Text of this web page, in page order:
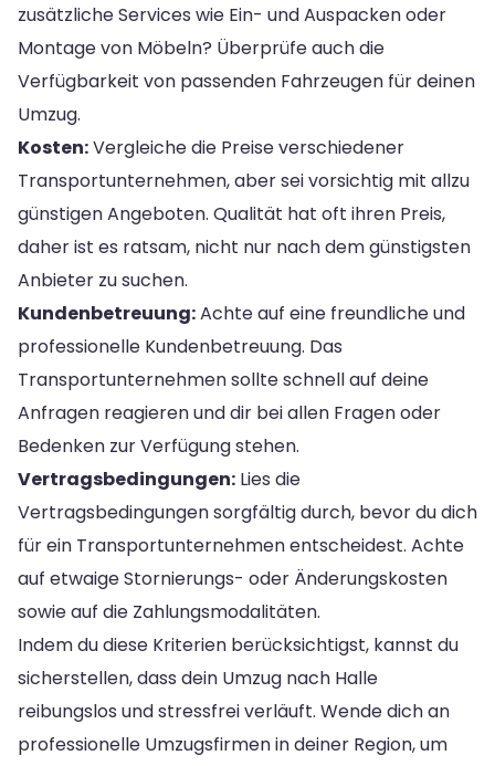
zusätzliche Services wie Ein- und Auspacken oder
Montage von Möbeln? Überprüfe auch die
Verfügbarkeit von passenden Fahrzeugen für deinen
Umzug.
Kosten:Vergleiche die Preise verschiedener
Transportunternehmen, aber sei vorsichtig mit allzu
günstigen Angeboten. Qualität hat oft ihren Preis,
daher ist es ratsam, nicht nur nach dem günstigsten
Anbieter zu suchen.
Kundenbetreuung:Achte auf eine freundliche und
professionelle Kundenbetreuung. Das
Transportunternehmen sollte schnell auf deine
Anfragen reagieren und dir bei allen Fragen oder
Bedenken zur Verfügung stehen.
Vertragsbedingungen: Lies die
Vertragsbedingungen sorgfältig durch, bevor du dich
für ein Transportunternehmen entscheidest. Achte
auf etwaige Stornierungs- oder Änderungskosten
sowie auf die Zahlungsmodalitäten.
Indem du diese Kriterien berücksichtigst, kannst du
sicherstellen, dass dein Umzug nach Halle
reibungslos und stressfrei verläuft. Wende dich an
professionelle Umzugsfirmen in deiner Region, um